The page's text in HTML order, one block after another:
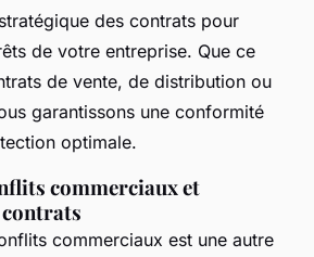
des contrats pour
de votre entreprise. Que ce
de vente, de distribution ou
garantissons une conformité
optimale.
commerciaux et
commerciaux est une autre